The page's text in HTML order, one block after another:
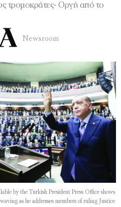
τρομοκράτες- Οργή από το
Newsroom
by the Turkish President Press Office shows
as he addresses members of ruling Justice